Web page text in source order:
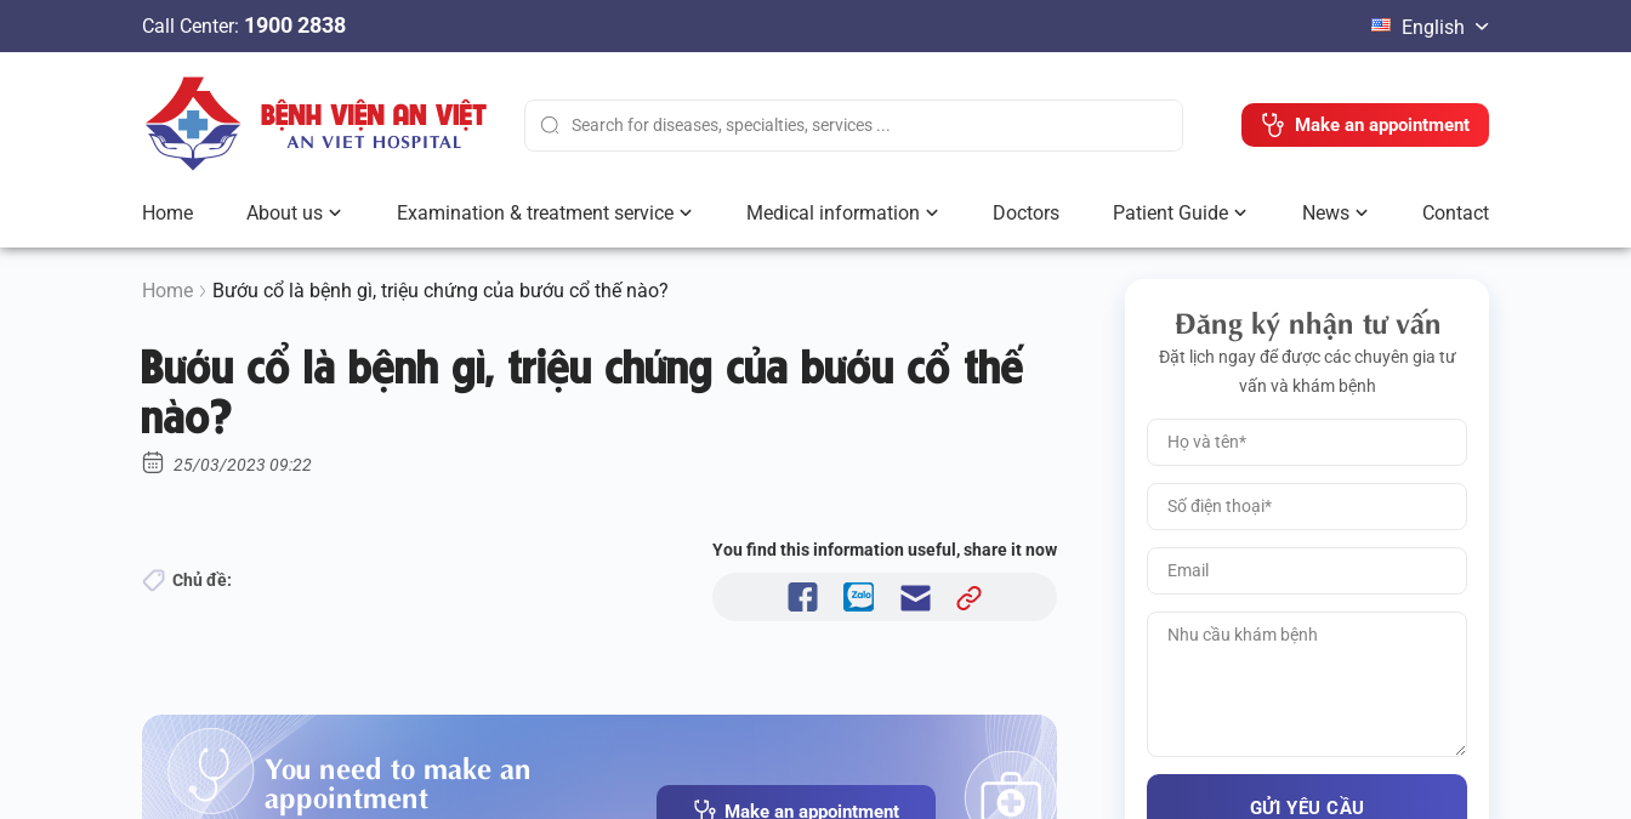
n
Call Center: 1900 2838 English
Make an appointment
Home About us Examination & treatment service Medical information Doctors Patient Guide News Contact
Home Bướu cổ là bệnh gì, triệu chứng của bướu cổ thế nào?
Bướu cổ là bệnh gì, triệu chứng của bướu cổ thế
nào?
25/03/2023 09:22
Chủ đề:
You find this information useful, share it now
You need to make an
appointment Make an appointment
Đăng ký nhận tư vấn
Đặt lịch ngay để được các chuyên gia tư
vấn và khám bệnh